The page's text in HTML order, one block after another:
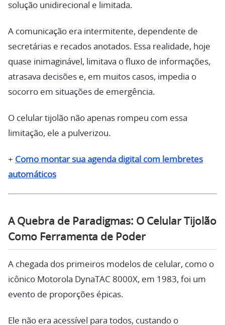
solução unidirecional e limitada.
A comunicação era intermitente, dependente de
secretárias e recados anotados. Essa realidade, hoje
quase inimaginável, limitava o fluxo de informações,
atrasava decisões e, em muitos casos, impedia o
socorro em situações de emergência.
O celular tijolão não apenas rompeu com essa
limitação, ele a pulverizou.
+ Como montar sua agenda digital com lembretes
automáticos
A Quebra de Paradigmas: O Celular Tijolão
Como Ferramenta de Poder
A chegada dos primeiros modelos de celular, como o
icônico Motorola DynaTAC 8000X, em 1983, foi um
evento de proporções épicas.
Ele não era acessível para todos, custando o